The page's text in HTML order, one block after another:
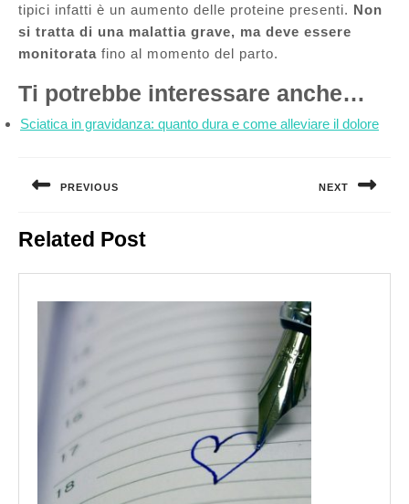
tipici infatti è un aumento delle proteine presenti. Non
si tratta di una malattia grave, ma deve essere
monitorata fino al momento del parto.
Ti potrebbe interessare anche…
Sciatica in gravidanza: quanto dura e come alleviare il dolore
articoli
PREVIOUS
post:
NEXT
Related Post